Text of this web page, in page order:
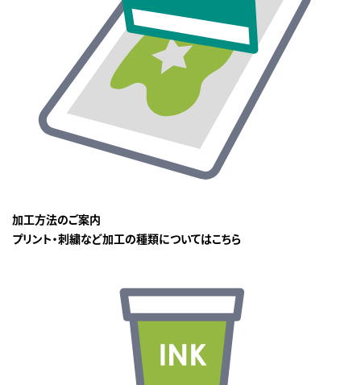
加工方法のご案内
プリント・刺繍など加工の種類についてはこちら